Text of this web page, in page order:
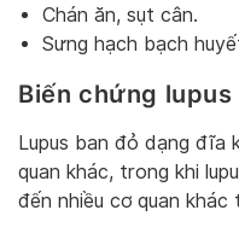
Chán ăn, sụt cân.
Sưng hạch bạch
Biến chứng lupus
Lupus ban đỏ dạng đĩa
quan khác, trong khi
đến nhiều cơ quan